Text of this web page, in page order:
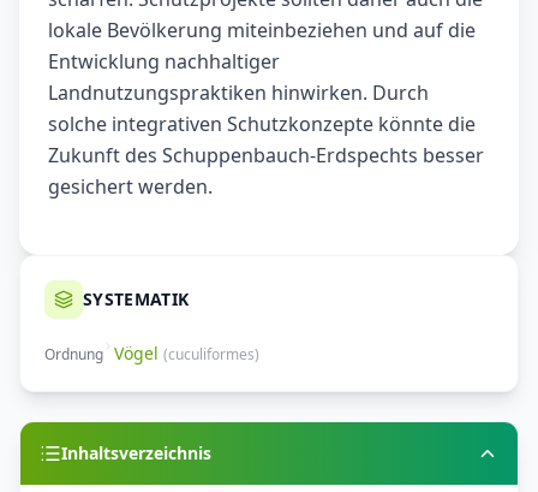
lokale Bevölkerung miteinbeziehen und auf die
Entwicklung nachhaltiger
Landnutzungspraktiken hinwirken. Durch
solche integrativen Schutzkonzepte könnte die
Zukunft des Schuppenbauch-Erdspechts besser
gesichert werden.
SYSTEMATIK
Ordnung Vögel (cuculiformes)
Inhaltsverzeichnis